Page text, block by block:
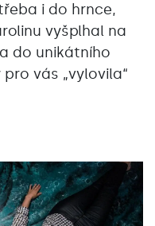
i do hrnce,
vyšplhal na
do unikátního
vás „vylovila“